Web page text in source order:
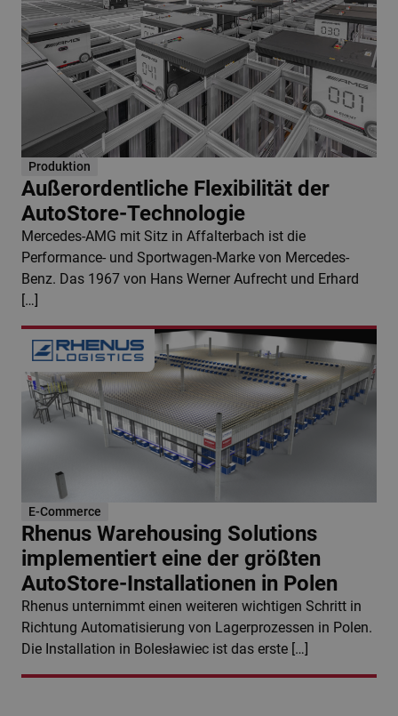
Produktion
Außerordentliche Flexibilität der
AutoStore-Technologie
Mercedes-AMG mit Sitz in Affalterbach ist die
Performance- und Sportwagen-Marke von Mercedes-
Benz. Das 1967 von Hans Werner Aufrecht und Erhard
[…]
E-Commerce
Rhenus Warehousing Solutions
implementiert eine der größten
AutoStore-Installationen in Polen
Rhenus unternimmt einen weiteren wichtigen Schritt in
Richtung Automatisierung von Lagerprozessen in Polen.
Die Installation in Bolesławiec ist das erste […]